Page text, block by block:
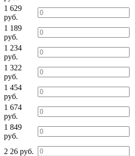
1 629
руб.
1 189
руб.
1 234
руб.
1 322
руб.
1 454
руб.
1 674
руб.
1 849
руб.
2 26 руб.